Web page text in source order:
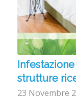
strutture
23 Novembre